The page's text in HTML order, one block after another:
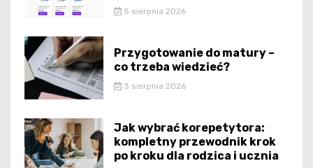
5 sierpnia 2026
Przygotowanie do matury –
co trzeba wiedzieć?
3 sierpnia 2026
Jak wybrać korepetytora:
kompletny przewodnik krok
po kroku dla rodzica i ucznia